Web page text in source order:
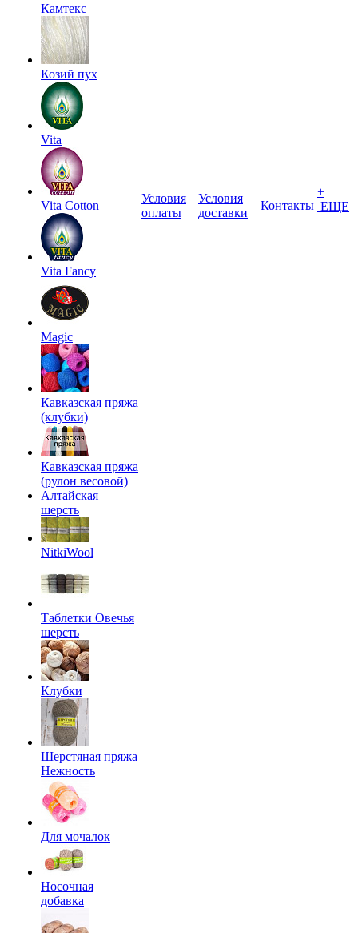
Камтекс
Козий пух
Vita
Vita Cotton
Vita Fancy
Magic
Кавказская пряжа
(клубки)
Кавказская пряжа
(рулон весовой)
Алтайская
шерсть
NitkiWool
Таблетки Овечья
шерсть
Клубки
Шерстяная пряжа
Нежность
Для мочалок
Носочная
добавка
Условия
оплаты
Условия
доставки
Контакты
+
ЕЩЕ